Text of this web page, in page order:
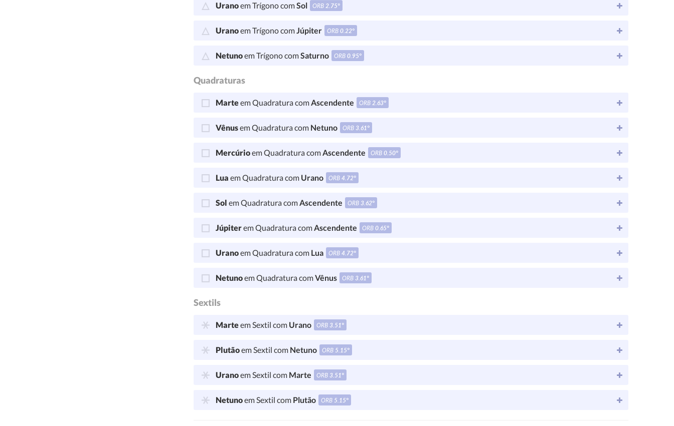
Uranoem Trígono comSol ORB2.75°
Uranoem Trígono comJúpiter ORB0.22°
Netunoem Trígono comSaturno ORB0.95°
Quadraturas
Marteem Quadratura comAscendente ORB2.63°
Vênusem Quadratura com Netuno ORB3.61°
Mercúrioem Quadratura comAscendente ORB0.50°
Lua em Quadratura com Urano ORB4.72°
Sol em Quadratura comAscendente ORB3.62°
Júpiterem Quadratura comAscendente ORB0.65°
Uranoem Quadratura com Lua ORB4.72°
Netunoem Quadratura comVênus ORB3.61°
Sextils
Marteem Sextil com Urano ORB3.51°
Plutãoem Sextil com Netuno ORB 5.15°
Uranoem Sextil com Marte ORB3.51°
Netunoem Sextil com Plutão ORB 5.15°